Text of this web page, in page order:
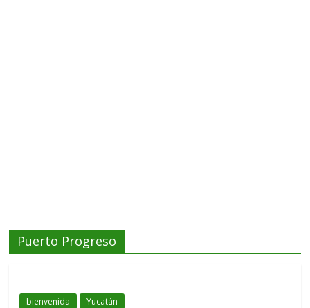
Puerto Progreso
bienvenida Yucatán